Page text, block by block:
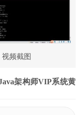
频截图
架构师VIP系统黄